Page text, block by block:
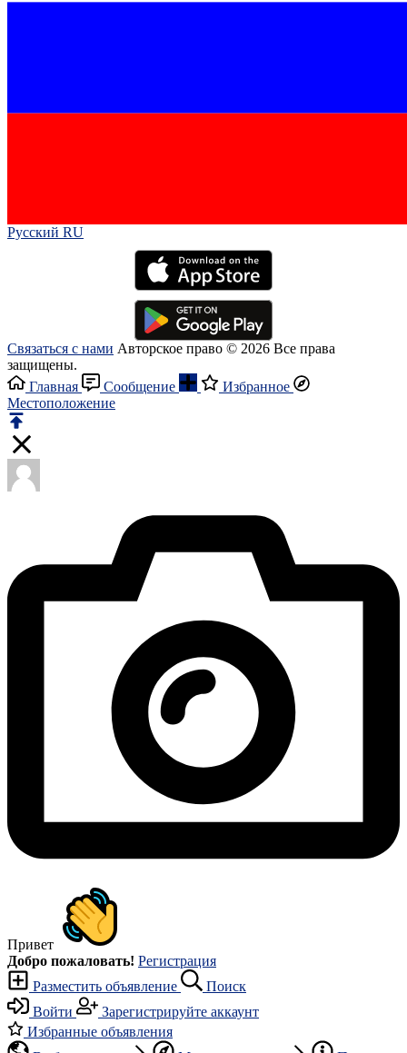
Русский RU‎
Связаться с нами Авторское право © 2026 Все права
защищены.
Главная
Сообщение
Избранное
Местоположение
Привет
Добро пожаловать! Регистрация
Разместить объявление
Поиск
Войти
Зарегистрируйте аккаунт
Избранные объявления